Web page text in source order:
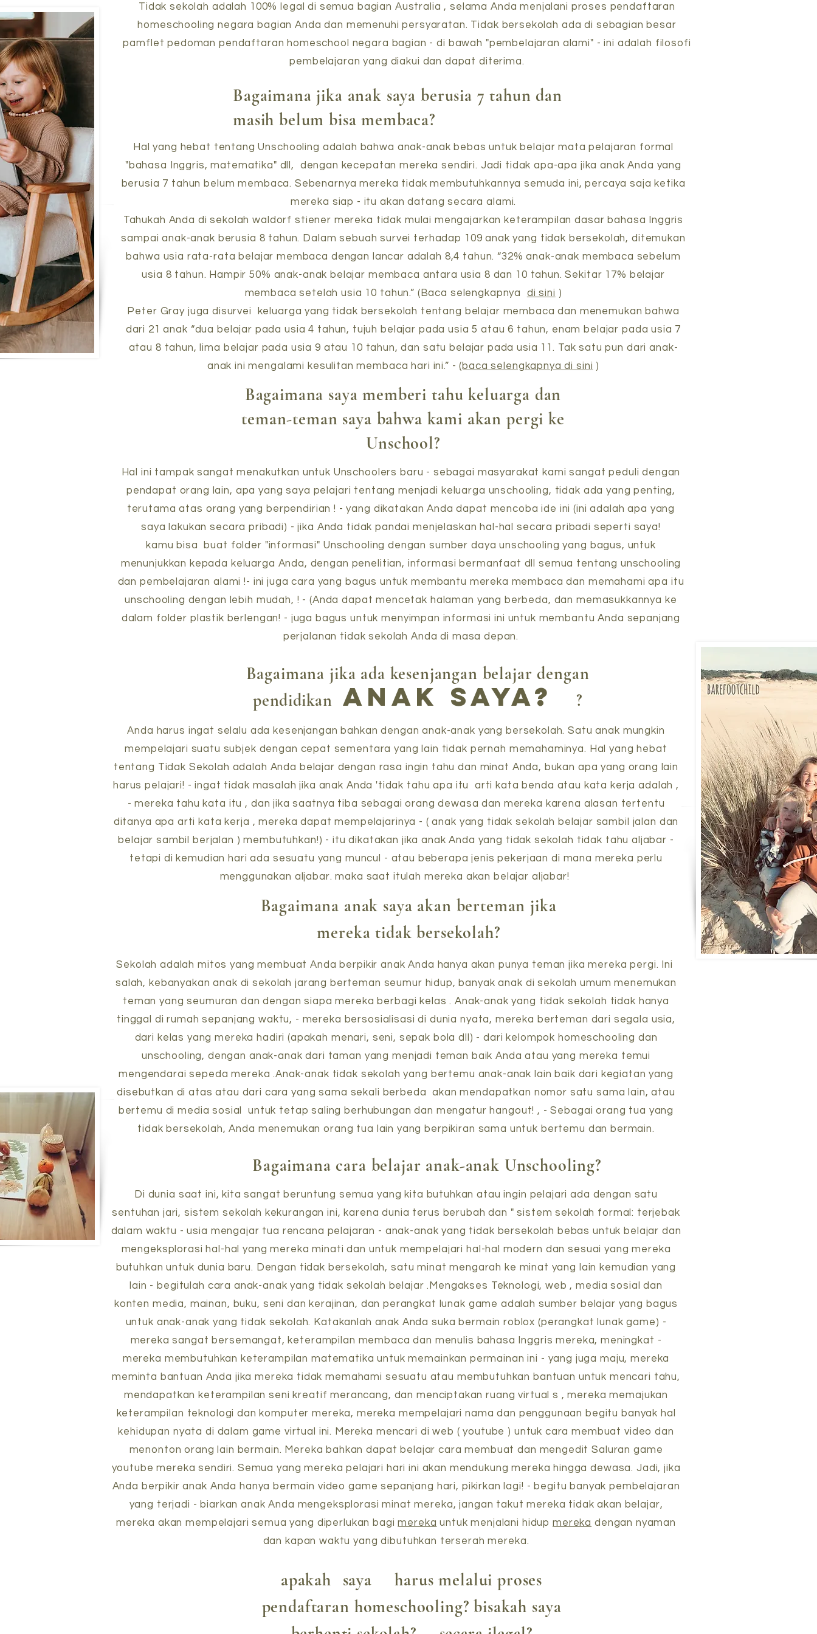
Tidak sekolah adalah 100% legal di semua bagian Australia , selama Anda menjalani proses pendaftaran
homeschooling negara bagian Anda dan memenuhi persyaratan. Tidak bersekolah ada di sebagian besar
pamflet pedoman pendaftaran homeschool negara bagian - di bawah "pembelajaran alami" - ini adalah filosofi
pembelajaran yang diakui dan dapat diterima.
Bagaimana jika anak saya berusia 7 tahun dan
masih belum bisa membaca?
Hal yang hebat tentang Unschooling adalah bahwa anak-anak bebas untuk belajar mata pelajaran formal
"bahasa Inggris, matematika" dll, dengan kecepatan mereka sendiri. Jadi tidak apa-apa jika anak Anda yang
berusia 7 tahun belum membaca. Sebenarnya mereka tidak membutuhkannya semuda ini, percaya saja ketika
mereka siap - itu akan datang secara alami.
Tahukah Anda di sekolah waldorf stiener mereka tidak mulai mengajarkan keterampilan dasar bahasa Inggris
sampai anak-anak berusia 8 tahun. Dalam sebuah survei terhadap 109 anak yang tidak bersekolah, ditemukan
bahwa usia rata-rata belajar membaca dengan lancar adalah 8,4 tahun. “32% anak-anak membaca sebelum
usia 8 tahun. Hampir 50% anak-anak belajar membaca antara usia 8 dan 10 tahun. Sekitar 17% belajar
membaca setelah usia 10 tahun.” (Baca selengkapnya di sini )
Peter Gray juga disurvei
keluarga yang tidak bersekolah tentang belajar membaca dan menemukan bahwa
dari 21 anak “dua belajar pada usia 4 tahun, tujuh belajar pada usia 5 atau 6 tahun, enam belajar pada usia 7
atau 8 tahun, lima belajar pada usia 9 atau 10 tahun, dan satu belajar pada usia 11. Tak satu pun dari anak-
anak ini mengalami kesulitan membaca hari ini.” -(baca selengkapnya di sini )
Bagaimana saya memberi tahu keluarga dan
teman-teman saya bahwa kami akan pergi ke
Unschool?
Hal ini tampak sangat menakutkan untuk Unschoolers baru - sebagai masyarakat kami sangat peduli dengan
pendapat orang lain, apa yang saya pelajari tentang menjadi keluarga unschooling, tidak ada yang penting,
terutama atas orang yang berpendirian ! - yang dikatakan Anda dapat mencoba ide ini (ini adalah apa yang
saya lakukan secara pribadi) - jika Anda tidak pandai menjelaskan hal-hal secara pribadi seperti saya!
kamu bisa buat folder "informasi" Unschooling dengan sumber daya unschooling yang bagus, untuk
menunjukkan kepada keluarga Anda, dengan penelitian, informasi bermanfaat dll semua tentang unschooling
dan pembelajaran alami !- ini juga cara yang bagus untuk membantu mereka membaca dan memahami apa itu
unschooling dengan lebih mudah, ! - (Anda dapat mencetak halaman yang berbeda, dan memasukkannya ke
dalam folder plastik berlengan! - juga bagus untuk menyimpan informasi ini untuk membantu Anda sepanjang
perjalanan tidak sekolah Anda di masa depan.
Bagaimana jika ada kesenjangan belajar dengan
pendidikan anak saya? ?
Anda harus ingat selalu ada kesenjangan bahkan dengan anak-anak yang bersekolah. Satu anak mungkin
mempelajari suatu subjek dengan cepat sementara yang lain tidak pernah memahaminya. Hal yang hebat
tentang Tidak Sekolah adalah Anda belajar dengan rasa ingin tahu dan minat Anda, bukan apa yang orang lain
harus pelajari! - ingat tidak masalah jika anak Anda 'tidak tahu apa itu arti kata benda atau kata kerja adalah ,
- mereka tahu kata itu , dan jika saatnya tiba sebagai orang dewasa dan mereka karena alasan tertentu
ditanya apa arti kata kerja , mereka dapat mempelajarinya - ( anak yang tidak sekolah belajar sambil jalan dan
belajar sambil berjalan ) membutuhkan!) - itu dikatakan jika anak Anda yang tidak sekolah tidak tahu aljabar -
tetapi di kemudian hari ada sesuatu yang muncul - atau beberapa jenis pekerjaan di mana mereka perlu
menggunakan aljabar. maka saat itulah mereka akan belajar aljabar!
Bagaimana anak saya akan berteman jika
mereka tidak bersekolah?
Sekolah adalah mitos yang membuat Anda berpikir anak Anda hanya akan punya teman jika mereka pergi. Ini
salah, kebanyakan anak di sekolah jarang berteman seumur hidup, banyak anak di sekolah umum menemukan
teman yang seumuran dan dengan siapa mereka berbagi kelas . Anak-anak yang tidak sekolah tidak hanya
tinggal di rumah sepanjang waktu, - mereka bersosialisasi di dunia nyata, mereka berteman dari segala usia,
dari kelas yang mereka hadiri (apakah menari, seni, sepak bola dll) - dari kelompok homeschooling dan
unschooling, dengan anak-anak dari taman yang menjadi teman baik Anda atau yang mereka temui
mengendarai sepeda mereka .Anak-anak tidak sekolah yang bertemu anak-anak lain baik dari kegiatan yang
disebutkan di atas atau dari cara yang sama sekali berbeda akan mendapatkan nomor satu sama lain, atau
bertemu di media sosial untuk tetap saling berhubungan dan mengatur hangout! , - Sebagai orang tua yang
tidak bersekolah, Anda menemukan orang tua lain yang berpikiran sama untuk bertemu dan bermain.
Bagaimana cara belajar anak-anak Unschooling?
Di dunia saat ini, kita sangat beruntung semua yang kita butuhkan atau ingin pelajari ada dengan satu
sentuhan jari, sistem sekolah kekurangan ini, karena dunia terus berubah dan " sistem sekolah formal: terjebak
dalam waktu - usia mengajar tua rencana pelajaran - anak-anak yang tidak bersekolah bebas untuk belajar dan
mengeksplorasi hal-hal yang mereka minati dan untuk mempelajari hal-hal modern dan sesuai yang mereka
butuhkan untuk dunia baru. Dengan tidak bersekolah, satu minat mengarah ke minat yang lain kemudian yang
lain - begitulah cara anak-anak yang tidak sekolah belajar .Mengakses Teknologi, web , media sosial dan
konten media, mainan, buku, seni dan kerajinan, dan perangkat lunak game adalah sumber belajar yang bagus
untuk anak-anak yang tidak sekolah. Katakanlah anak Anda suka bermain roblox (perangkat lunak game) -
mereka sangat bersemangat, keterampilan membaca dan menulis bahasa Inggris mereka, meningkat -
mereka membutuhkan keterampilan matematika untuk memainkan permainan ini - yang juga maju, mereka
meminta bantuan Anda jika mereka tidak memahami sesuatu atau membutuhkan bantuan untuk mencari tahu,
mendapatkan keterampilan seni kreatif merancang, dan menciptakan ruang virtual s , mereka memajukan
keterampilan teknologi dan komputer mereka, mereka mempelajari nama dan penggunaan begitu banyak hal
kehidupan nyata di dalam game virtual ini. Mereka mencari di web ( youtube ) untuk cara membuat video dan
menonton orang lain bermain. Mereka bahkan dapat belajar cara membuat dan mengedit Saluran game
youtube mereka sendiri. Semua yang mereka pelajari hari ini akan mendukung mereka hingga dewasa. Jadi, jika
Anda berpikir anak Anda hanya bermain video game sepanjang hari, pikirkan lagi! - begitu banyak pembelajaran
yang terjadi - biarkan anak Anda mengeksplorasi minat mereka, jangan takut mereka tidak akan belajar,
mereka akan mempelajari semua yang diperlukan bagimereka untuk menjalani hidup mereka dengan nyaman
dan kapan waktu yang dibutuhkan terserah mereka.
apakah saya
harus melalui proses
pendaftaran homeschooling? bisakah saya